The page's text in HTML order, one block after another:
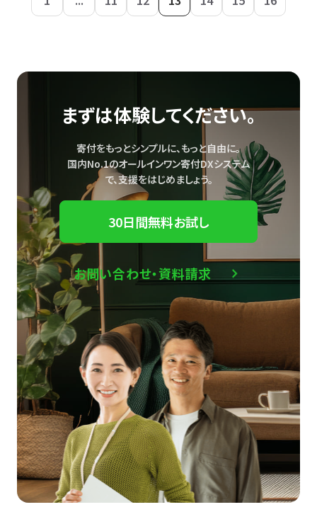
まずは体験してください。
寄付をもっとシンプルに、もっと自由に。
国内No.1のオールインワン寄付DXシステム
で、支援をはじめましょう。
30日間無料お試し
お問い合わせ・資料請求